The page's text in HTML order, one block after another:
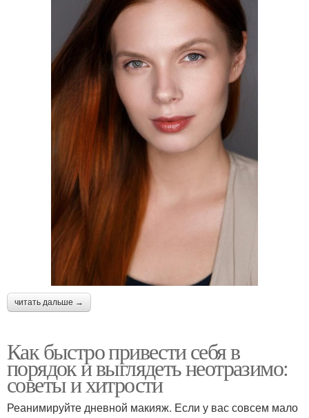
читать дальше →
Как быстро привести себя в
порядок и выглядеть неотразимо:
советы и хитрости
Реанимируйте дневной макияж. Если у вас совсем мало